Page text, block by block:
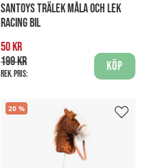
SANTOYS TRÄLEK MÅLA OCH LEK
RACING BIL
50 kr
199 kr
Rek. pris:
Köp
20